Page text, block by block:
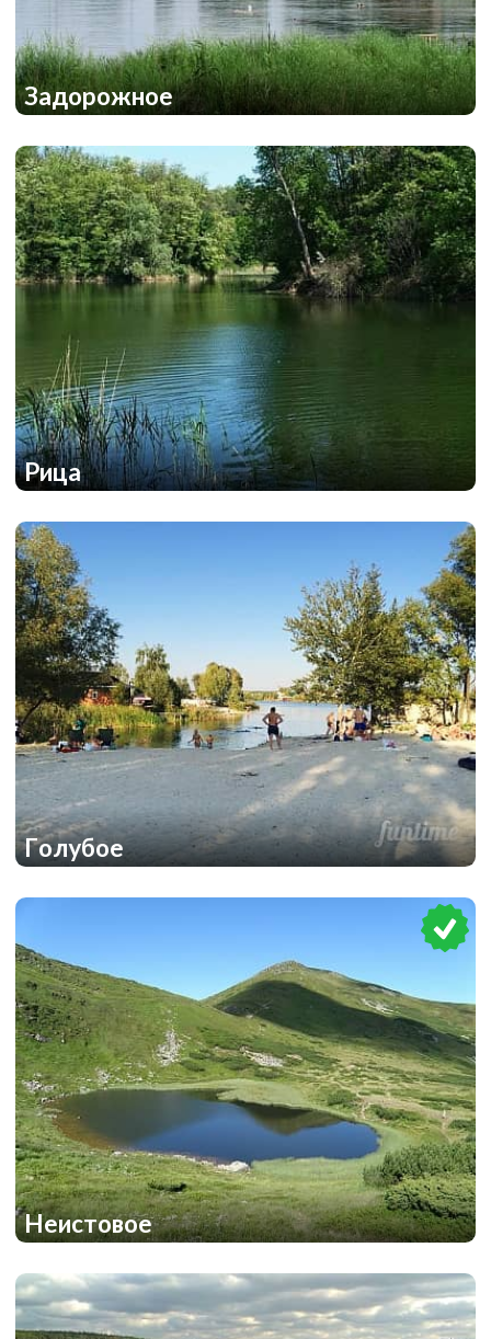
Задорожное
1 1
Рица
1 1
Голубое
3 3
Неистовое
1 1